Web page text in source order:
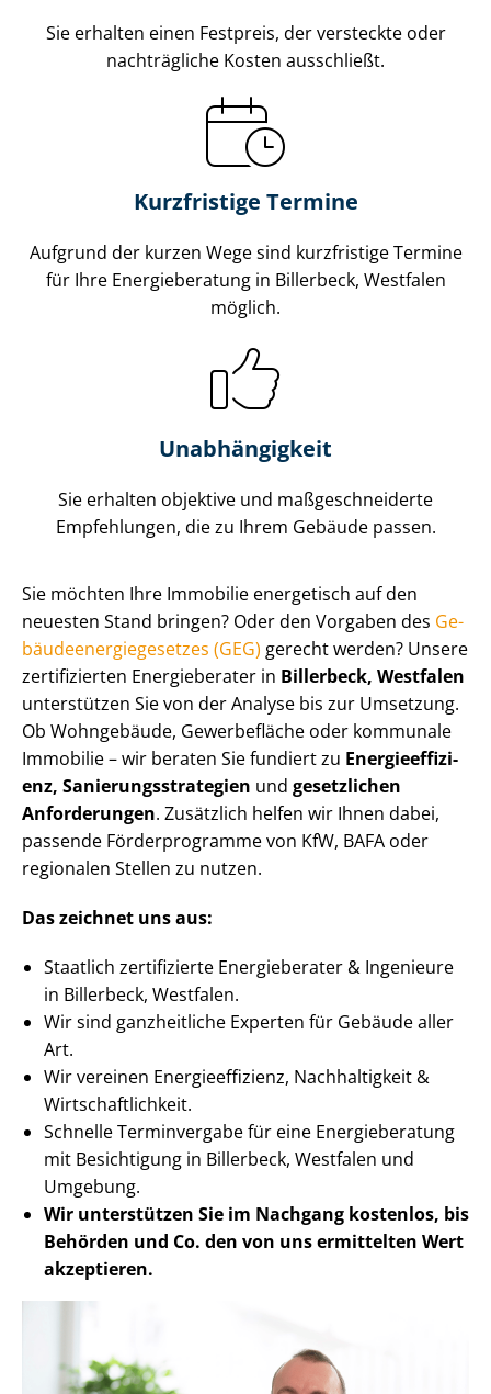
Sie erhalten einen Festpreis, der versteckte oder
nachträgliche Kosten ausschließt.
Kurzfristige Termine
Aufgrund der kurzen Wege sind kurzfristige Termine
für Ihre Energieberatung in Billerbeck, Westfalen
möglich.
Unabhängigkeit
Sie erhalten objektive und maß­ge­schnei­der­te
Empfehlungen, die zu Ihrem Gebäude passen.
Sie möchten Ihre Immobilie energetisch auf den
neuesten Stand bringen? Oder den Vorgaben des Ge­
bäu­de­en­er­gie­ge­set­zes (GEG) gerecht werden? Unsere
zertifizierten Energieberater in Billerbeck, Westfalen
unterstützen Sie von der Analyse bis zur Umsetzung.
Ob Wohngebäude, Gewerbefläche oder kommunale
Immobilie – wir beraten Sie fundiert zu En­er­gie­ef­fi­zi­
enz, Sa­nie­rungs­stra­te­gien und gesetzlichen
Anforderungen. Zusätzlich helfen wir Ihnen dabei,
passende Förderprogramme von KfW, BAFA oder
regionalen Stellen zu nutzen.
Das zeichnet uns aus:
Staatlich zertifizierte Energieberater & Ingenieure
in Billerbeck, Westfalen.
Wir sind ganzheitliche Experten für Gebäude aller
Art.
Wir vereinen En­er­gie­ef­fi­zi­enz, Nachhaltigkeit &
Wirt­schaft­lich­keit.
Schnelle Terminvergabe für eine Energieberatung
mit Besichtigung in Billerbeck, Westfalen und
Umgebung.
Wir unterstützen Sie im Nachgang kostenlos, bis
Behörden und Co. den von uns ermittelten Wert
akzeptieren.